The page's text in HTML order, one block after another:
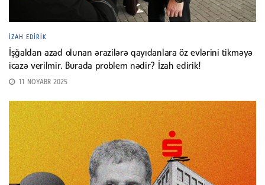
İZAH EDIRIK
İşğaldan azad olunan ərazilərə qayıdanlara öz evlərini tikməyə
icazə verilmir. Burada problem nədir? İzah edirik!
11 NOYABR 2025